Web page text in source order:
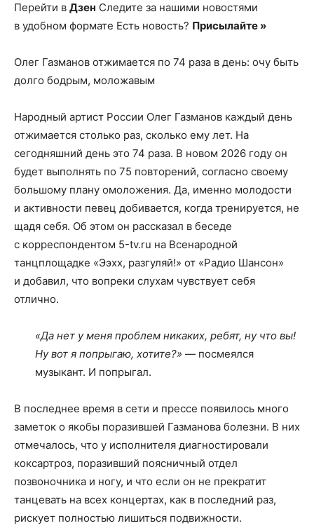
Перейти в Дзен Следите за нашими новостями
в удобном формате Есть новость? Присылайте »
Олег Газманов отжимается по 74 раза в день: очу быть
долго бодрым, моложавым
Народный артист России Олег Газманов каждый день
отжимается столько раз, сколько ему лет. На
сегодняшний день это 74 раза. В новом 2026 году он
будет выполнять по 75 повторений, согласно своему
большому плану омоложения. Да, именно молодости
и активности певец добивается, когда тренируется, не
щадя себя. Об этом он рассказал в беседе
с корреспондентом 5-tv.ru на Всенародной
танцплощадке «Ээхх, разгуляй!» от «Радио Шансон»
и добавил, что вопреки слухам чувствует себя
отлично.
«Да нет у меня проблем никаких, ребят, ну что вы!
Ну вот я попрыгаю, хотите?» — посмеялся
музыкант. И попрыгал.
В последнее время в сети и прессе появилось много
заметок о якобы поразившей Газманова болезни. В них
отмечалось, что у исполнителя диагностировали
коксартроз, поразивший поясничный отдел
позвоночника и ногу, и что если он не прекратит
танцевать на всех концертах, как в последний раз,
рискует полностью лишиться подвижности.